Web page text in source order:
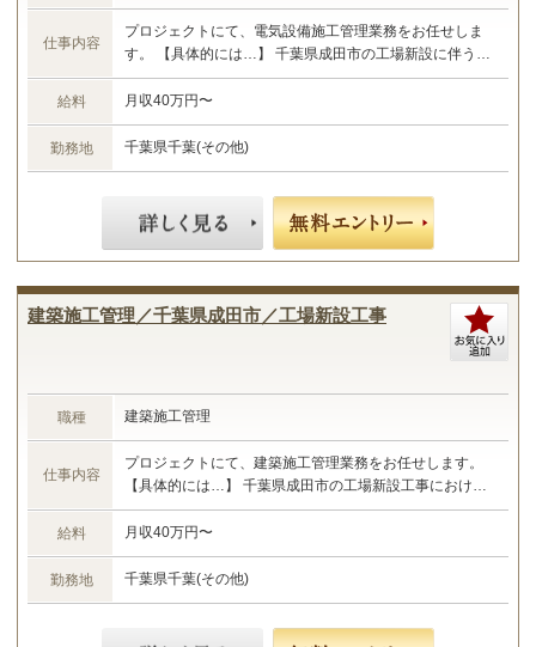
仕事内容
プロジェクトにて、電気設備施工管理業務をお任せしま
す。 【具体的には…】 千葉県成田市の工場新設に伴う電
気設備工事における施工管理 ・現場管理全般（原価、工
程、安全、品質） ・予算管理、施工計画 ・現場工事の取
りまとめ ・書類作成 など ☆あなたのご経験やスキルに
合わせた業務をお任せします☆
給料 月収40万円〜
勤務地 千葉県千葉(その他)
建築施工管理／千葉県成田市／工場新設工事
職種 建築施工管理
仕事内容
プロジェクトにて、建築施工管理業務をお任せします。
【具体的には…】 千葉県成田市の工場新設工事における
施工管理業務 ・現場管理全般（原価、工程、安全、品
質） ・予算管理、施工計画 ・現場工事の取りまとめ ・
書類作成 など ☆あなたのご経験やスキルに合わせた業務
をお任せします☆
給料 月収40万円〜
勤務地 千葉県千葉(その他)